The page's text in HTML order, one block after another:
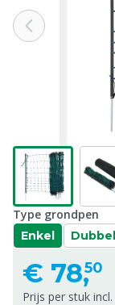
Type grondpen
Enkel Dubbel
€ 78,50
Prijs per stuk